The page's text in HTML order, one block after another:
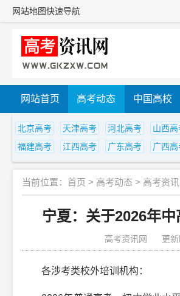
网站地图快速导航
网站首页 高考动态 中国高校
北京高考 天津高考 河北高考 山西高
福建高考
江西高考 广东高考 广西高
当前位置： 首页 > 高考动态 > 高考资讯
宁夏：关于2026年
高考资讯网 更
各涉考类校外培训机构：